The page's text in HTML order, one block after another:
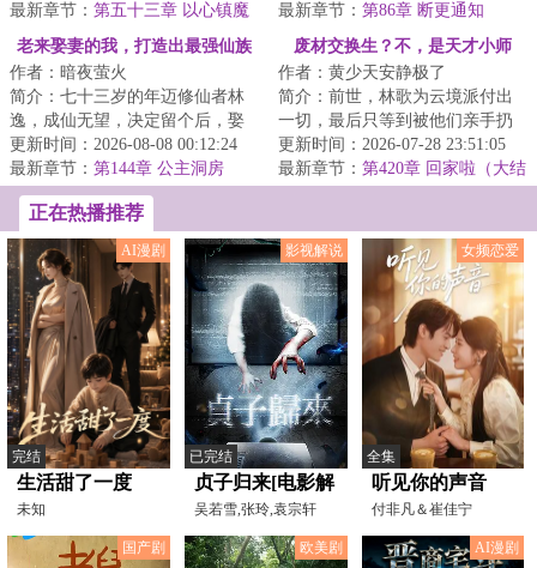
最新章节： 第五十三章 以心镇魔
直到他发现...
最新章节： 第86章 断更通知
老来娶妻的我，打造出最强仙族
作者：暗夜萤火
简介：七十三岁的年迈修仙者林
逸，成仙无望，决定留个后，娶
了个十八岁的绝色凡人妻子。
&lt;br/&gt;洞房...
更新时间：2026-08-08 00:12:24
最新章节： 第144章 公主洞房
废材交换生？不，是天才小师
妹！
作者：黄少天安静极了
简介：前世，林歌为云境派付出
一切，最后只等到被他们亲手扔
进兽潮给林婉偿命的下场。
&lt;br/&gt;重生回...
更新时间：2026-07-28 23:51:05
最新章节： 第420章 回家啦（大结
正在热播推荐
AI漫剧
完结
生活甜了一度
未知
影视解说
已完结
贞子归来[电影解
说]
吴若雪,张玲,袁宗轩
女频恋爱
全集
听见你的声音
2026
付非凡＆崔佳宁
国产剧 欧美剧 AI漫剧